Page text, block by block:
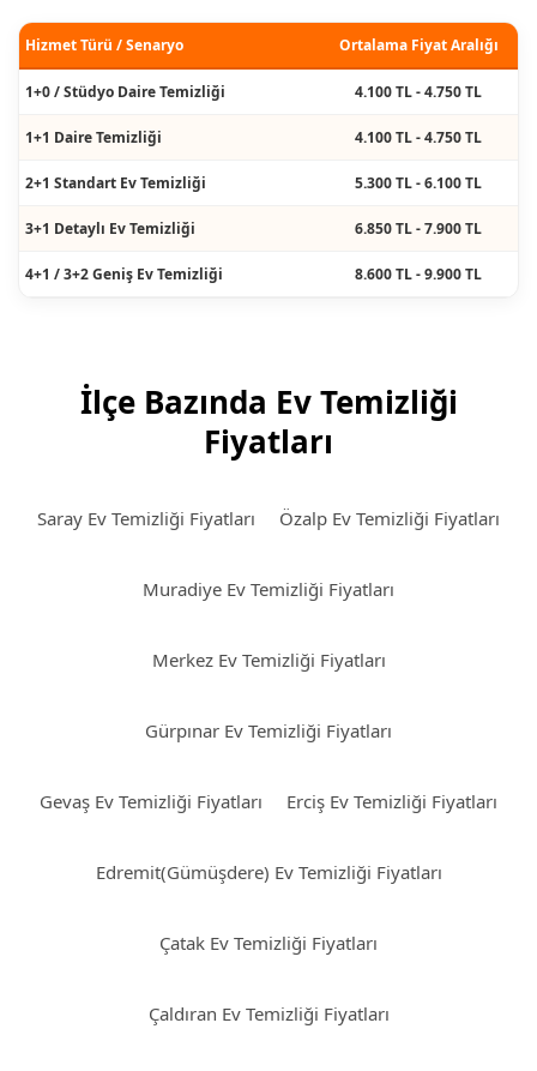
Hizmet Türü / Senaryo Ortalama Fiyat Aralığı
1+0 / Stüdyo Daire Temizliği 4.100 TL - 4.750 TL
1+1 Daire Temizliği 4.100 TL - 4.750 TL
2+1 Standart Ev Temizliği 5.300 TL - 6.100 TL
3+1 Detaylı Ev Temizliği 6.850 TL - 7.900 TL
4+1 / 3+2 Geniş Ev Temizliği 8.600 TL - 9.900 TL
İlçe Bazında Ev Temizliği
Fiyatları
Saray Ev Temizliği Fiyatları Özalp Ev Temizliği Fiyatları
Muradiye Ev Temizliği Fiyatları
Merkez Ev Temizliği Fiyatları
Gürpınar Ev Temizliği Fiyatları
Gevaş Ev Temizliği Fiyatları Erciş Ev Temizliği Fiyatları
Edremit(Gümüşdere) Ev Temizliği Fiyatları
Çatak Ev Temizliği Fiyatları
Çaldıran Ev Temizliği Fiyatları